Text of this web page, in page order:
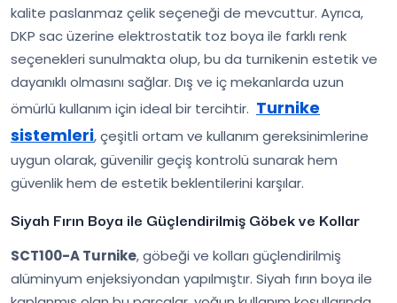
kalite paslanmaz çelik seçeneği de mevcuttur. Ayrıca,
DKP sac üzerine elektrostatik toz boya ile farklı renk
seçenekleri sunulmakta olup, bu da turnikenin estetik ve
dayanıklı olmasını sağlar. Dış ve iç mekanlarda uzun
ömürlü kullanım için ideal bir tercihtir. Turnike
sistemleri, çeşitli ortam ve kullanım gereksinimlerine
uygun olarak, güvenilir geçiş kontrolü sunarak hem
güvenlik hem de estetik beklentilerini karşılar.
Siyah Fırın Boya ile Güçlendirilmiş Göbek ve Kollar
SCT100-A Turnike, göbeği ve kolları güçlendirilmiş
alüminyum enjeksiyondan yapılmıştır. Siyah fırın boya ile